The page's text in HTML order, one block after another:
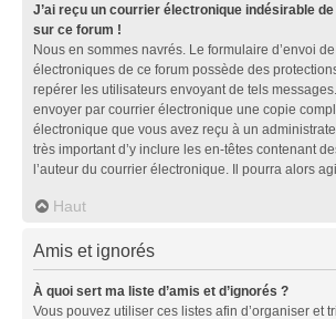
J’ai reçu un courrier électronique indésirable de
sur ce forum !
Nous en sommes navrés. Le formulaire d’envoi
électroniques de ce forum possède des
repérer les utilisateurs envoyant de tels
envoyer par courrier électronique une copie
électronique que vous avez reçu à un
très important d’y inclure les en-têtes contenant
l’auteur du courrier électronique. Il pourra alors
Haut
Amis et ignorés
À quoi sert ma liste d’amis et d’ignorés ?
Vous pouvez utiliser ces listes afin d’organiser et